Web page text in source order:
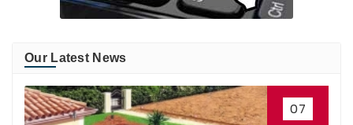
Our Latest News
07